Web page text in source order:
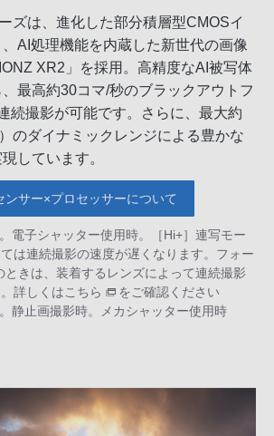
ズは、進化した部分積層型CMOSイ
AI処理機能を内蔵した新世代の画像
XR2」を採用。高精度なAI被写体
最高約30コマ/秒のブラックアウトフ
続撮影が可能です。さらに、最大約
のダイナミックレンジによる豊かな
しています。
ンサー×プロセッサーについて
電子シャッター使用時。［Hi+］連写モー
は連続撮影の速度が遅くなります。フォー
ときは、装着するレンズによって連続撮影
詳しくは こちら
をご確認ください
静止画撮影時。メカシャッター使用時